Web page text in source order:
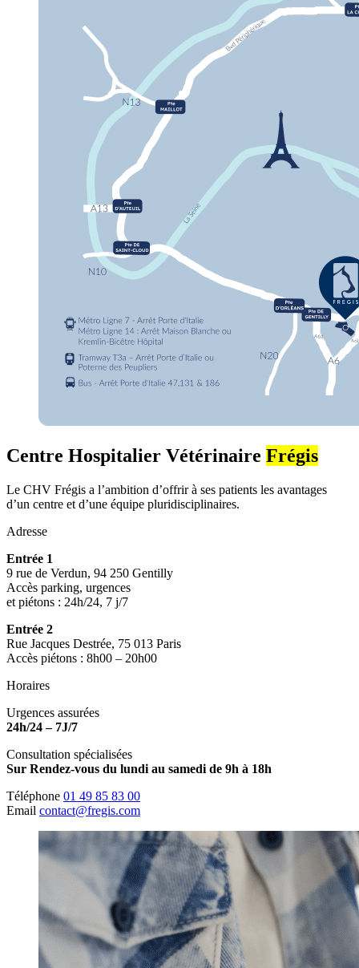
Centre Hospitalier Vétérinaire Frégis
Le CHV Frégis a l’ambition d’offrir à ses patients les avantages
d’un centre et d’une équipe pluridisciplinaires.
Adresse
Entrée 1
9 rue de Verdun, 94 250 Gentilly
Accès parking, urgences
et piétons : 24h/24, 7 j/7
Entrée 2
Rue Jacques Destrée, 75 013 Paris
Accès piétons : 8h00 – 20h00
Horaires
Urgences assurées
24h/24 – 7J/7
Consultation spécialisées
Sur Rendez-vous du lundi au samedi de 9h à 18h
Téléphone 01 49 85 83 00
Email contact@fregis.com